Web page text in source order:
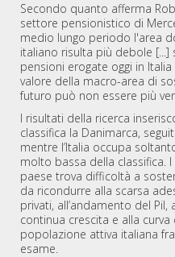
Secondo quanto afferma
settore pensionistico di
medio lungo periodo l'area
italiano risulta più debole
pensioni erogate oggi in
valore della macro-area di
futuro può non essere più
I risultati della ricerca
classifica la Danimarca,
mentre l’Italia occupa
molto bassa della classifica.
paese trova difficoltà a
da ricondurre alla scarsa
privati, all’andamento del
continua crescita e alla
popolazione attiva italiana
esame.